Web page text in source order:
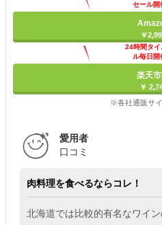
セール開
￥
24時間タイ
ル毎日開
楽天
￥
※各社通販サ
愛用者
口コミ
肉料理を食べるならコレ！
北海道では比較的有名なワイ